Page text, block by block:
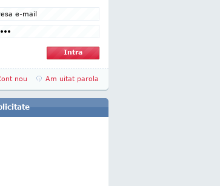
nou Am uitat parola